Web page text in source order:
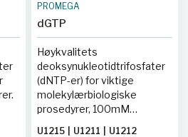
PROMEGA
dGTP
Høykvalitets
deoksynukleotidtrifosfater
(dNTP-er) for viktige
molekylærbiologiske
prosedyrer, 100mM
U1215 U1211 U1212